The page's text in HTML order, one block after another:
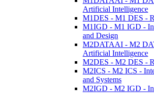
Artificial Intelligence
M1DES - M1 DES -
M1IGD - M1 IGD -
and Design
M2DATAAI - M2
Artificial Intelligence
M2DES - M2 DES -
M2ICS - M2 ICS -
and Systems
M2IGD - M2 IGD -